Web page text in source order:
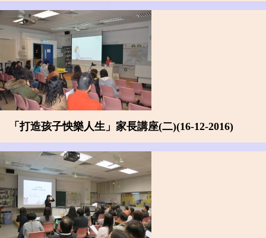
「打造孩子怏樂人生」家長講座(二)(16-12-2016)